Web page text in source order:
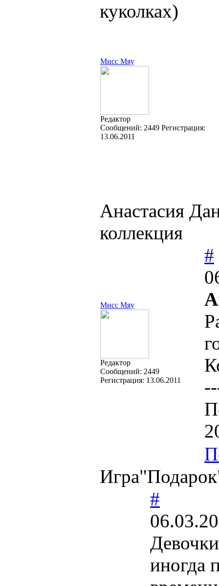
куколках)
Мисс Мяу
Редактор
Cообщений: 2449 Регистрация:
13.06.2011
Анастасия
коллекция
Мисс Мяу
Редактор
Cообщений: 2449
Регистрация: 13.06.2011
#
#
иногда